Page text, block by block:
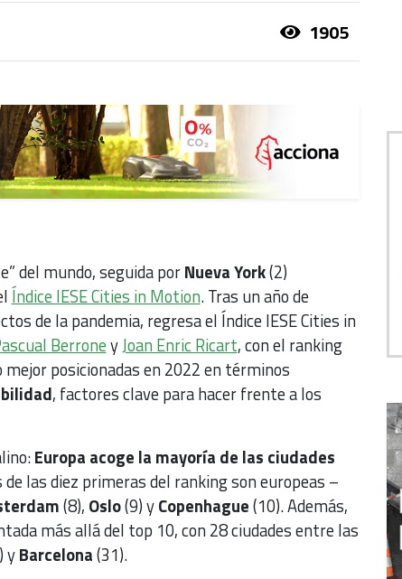
1905
del mundo, seguida porNuevaYork(2)
Índice IESE Cities in Motion. Tras un año de
de la pandemia, regresa el Índice IESE Cities in
BerroneyJoan Enric Ricart, con el ranking
posicionadas en 2022 en términos
, factores clave para hacer frente a los
Europa acoge la mayoría de las ciudades
de las diez primeras del ranking son europeas –
(8), Oslo(9) yCopenhague(10). Además,
más allá del top 10, con 28 ciudades entre las
yBarcelona(31).